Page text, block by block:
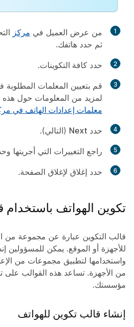
1 من عرض العميل في مركز
ثم حدد هاتفك.
2 حدد كافة التكوينات.
3
قم بتعيين المعلمات المطلوبة
لمزيد من المعلومات حول هذه
معلمات إعدادات الهاتف في
4 حدد Next (التالي).
5 راجع التغييرات التي أجريتها
6 حدد إغلاق لإغلاق الصفحة.
تكوين الهواتف باستخدام
قالب التكوين عبارة عن مجموعة من
للأجهزة أو الموقع. يمكن للمسؤولين
واستخدامها لتطبيق مجموعات من
من الأجهزة. تساعد هذه القوالب على
مؤسستك.
إنشاء قالب تكوين للهواتف